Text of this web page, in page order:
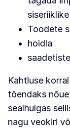
Toodete
hoidla
Kahtluse
tõendaks
sealhulgas
nagu veokiri